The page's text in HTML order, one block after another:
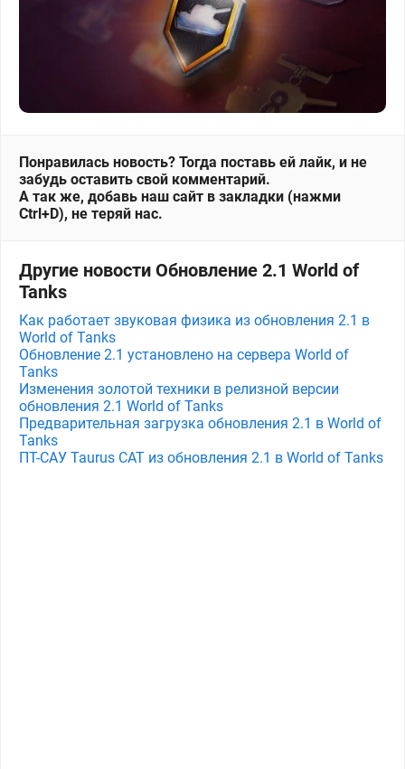
Понравилась новость? Тогда поставь ей лайк, и не
забудь оставить свой комментарий.
А так же, добавь наш сайт в закладки (нажми
Ctrl+D), не теряй нас.
Другие новости Обновление 2.1 World of
Tanks
Как работает звуковая физика из обновления 2.1 в
World of Tanks
Обновление 2.1 установлено на сервера World of
Tanks
Изменения золотой техники в релизной версии
обновления 2.1 World of Tanks
Предварительная загрузка обновления 2.1 в World of
Tanks
ПТ-САУ Taurus CAT из обновления 2.1 в World of Tanks